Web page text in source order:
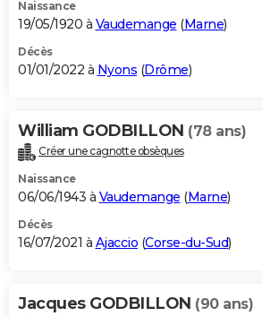
Naissance
19/05/1920 à Vaudemange (Marne)
Décès
01/01/2022 à Nyons (Drôme)
William GODBILLON (78 ans)
Créer une cagnotte obsèques
Naissance
06/06/1943 à Vaudemange (Marne)
Décès
16/07/2021 à Ajaccio (Corse-du-Sud)
Jacques GODBILLON (90 ans)